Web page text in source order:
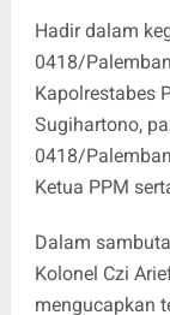
Hadir dalam
0418/
Kapolrestabes
Sugihartono,
0418/
Ketua PPM
Dalam
Kolonel Czi
mengucapkan